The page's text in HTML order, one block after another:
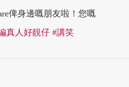
俾身邊嘅朋友啦！您嘅
真人好靚仔 #講笑